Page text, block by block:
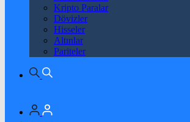
Kripto Paralar
Dövizler
Hisseler
Altınlar
Pariteler